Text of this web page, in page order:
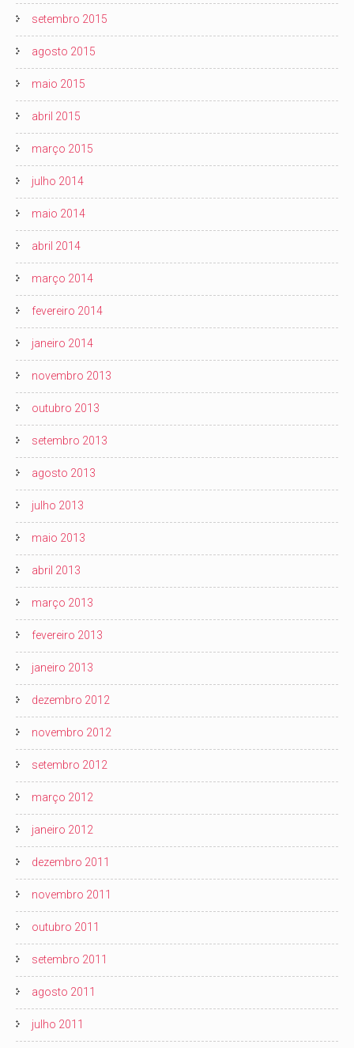
setembro 2015
agosto 2015
maio 2015
abril 2015
março 2015
julho 2014
maio 2014
abril 2014
março 2014
fevereiro 2014
janeiro 2014
novembro 2013
outubro 2013
setembro 2013
agosto 2013
julho 2013
maio 2013
abril 2013
março 2013
fevereiro 2013
janeiro 2013
dezembro 2012
novembro 2012
setembro 2012
março 2012
janeiro 2012
dezembro 2011
novembro 2011
outubro 2011
setembro 2011
agosto 2011
julho 2011